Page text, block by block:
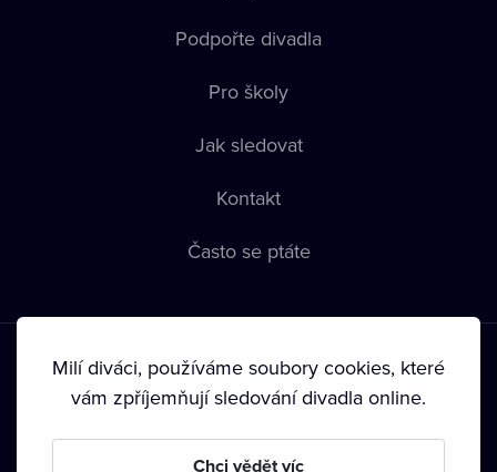
Podpořte divadla
Pro školy
Jak sledovat
Kontakt
Často se ptáte
Podmínky používání • Ochrana soukromí • Zásady používání
• Autorská práva•
Milí diváci, používáme soubory cookies, které
vám zpříjemňují sledování divadla online.
Chci vědět víc